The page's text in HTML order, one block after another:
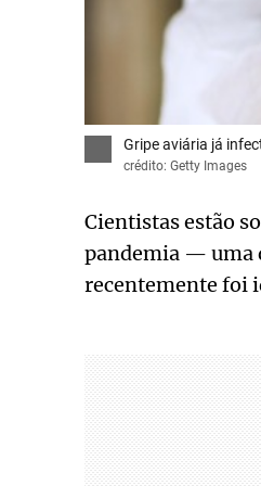
Gripe aviária já
crédito: Getty Images
Cientistas estão
pandemia — uma
recentemente foi